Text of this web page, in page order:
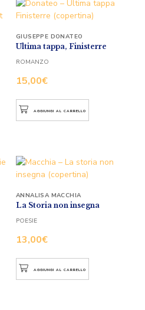
Ultima tappa, Finisterre
15,00€
GIUSEPPE DONATEO
ROMANZO
AGGIUNGI AL CARRELLO
La Storia non insegna
13,00€
ANNALISA MACCHIA
POESIE
AGGIUNGI AL CARRELLO